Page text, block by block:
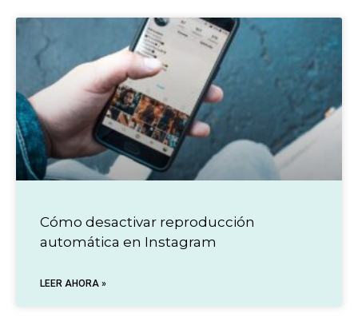
Cómo desactivar reproducción
automática en Instagram
LEER AHORA »